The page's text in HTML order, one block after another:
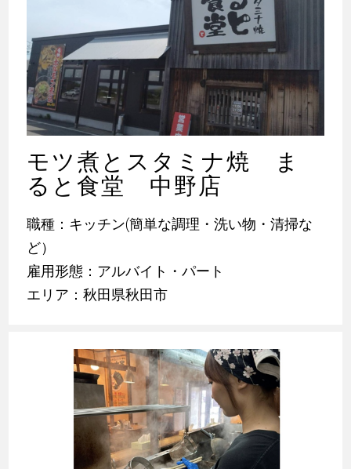
モツ煮とスタミナ焼 ま
ると食堂 中野店
職種：キッチン(簡単な調理・洗い物・清掃な
ど）
雇用形態：アルバイト・パート
エリア：秋田県秋田市